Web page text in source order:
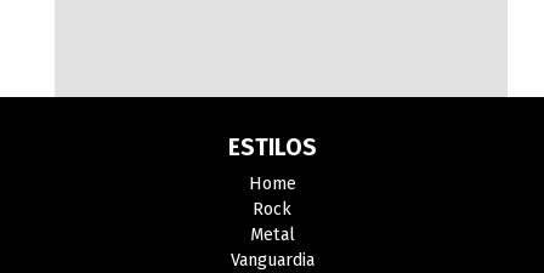
ESTILOS
Home
Rock
Metal
Vanguardia